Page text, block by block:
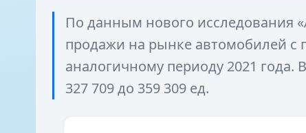
По данным нового исследования
продажи на рынке автомобилей с
аналогичному периоду 2021
327 709 до 359 309 ед.